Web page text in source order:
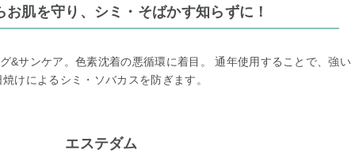
お肌を守り、シミ・そばかす知らずに！
&サンケア。色素沈着の悪循環に着目。 通年使用することで、強い
けによるシミ・ソバカスを防ぎます。
エステダム